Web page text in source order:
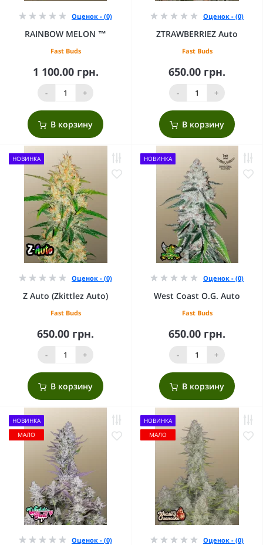
Оценок - (0)
RAINBOW MELON ™
Fast Buds
1 100.00 грн.
- +
В корзину
Оценок - (0)
ZTRAWBERRIEZ Auto
Fast Buds
650.00 грн.
- +
В корзину
НОВИНКА
Оценок - (0)
Z Auto (Zkittlez Auto)
Fast Buds
650.00 грн.
- +
В корзину
НОВИНКА
Оценок - (0)
West Coast O.G. Auto
Fast Buds
650.00 грн.
- +
В корзину
НОВИНКА
МАЛО
Оценок - (0)
НОВИНКА
МАЛО
Оценок - (0)